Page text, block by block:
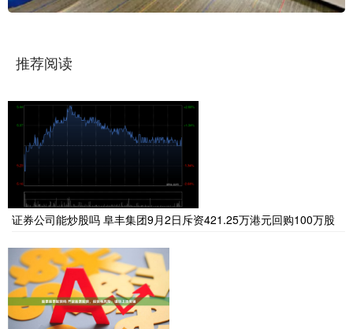
推荐阅读
证券公司能炒股吗 阜丰集团9月2日斥资421.25万港元回购100万股